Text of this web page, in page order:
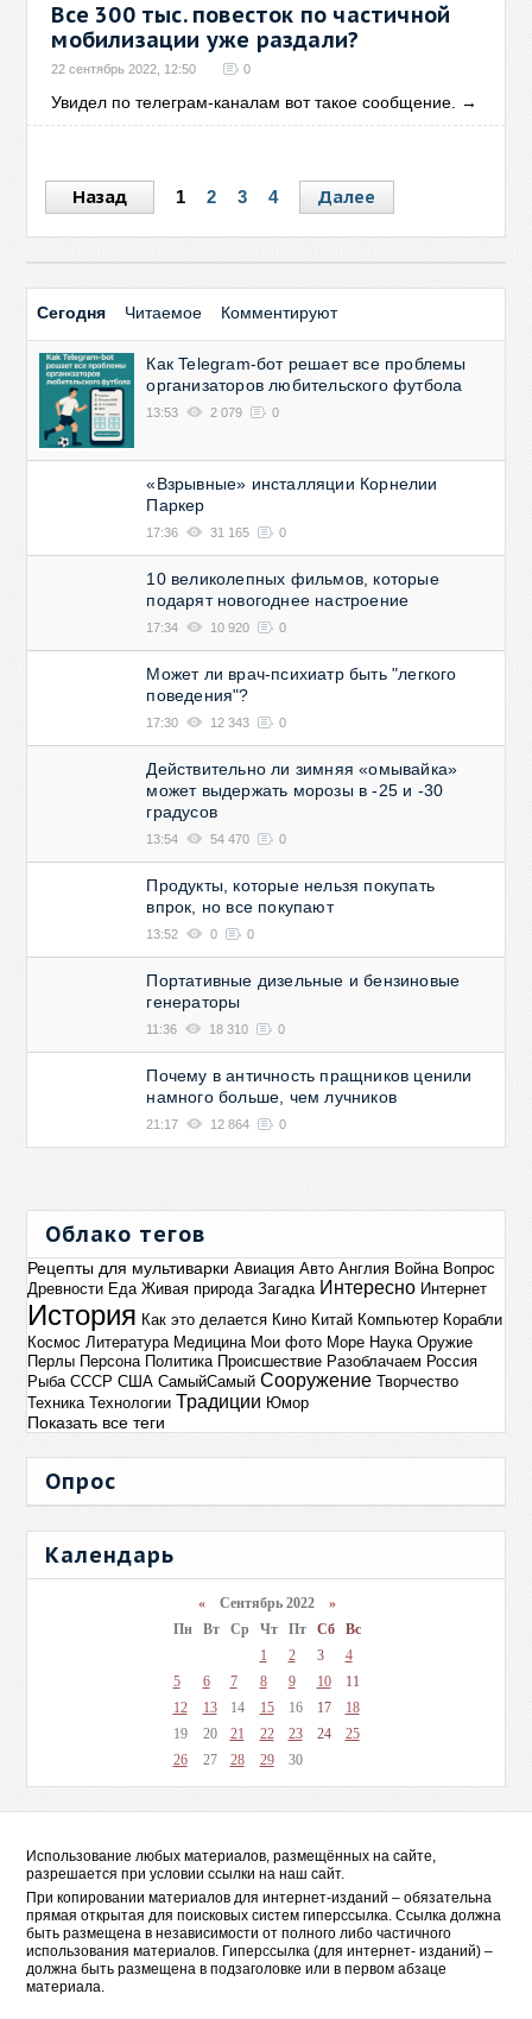
Все 300 тыс. повесток по частичной
мобилизации уже раздали?
22 сентябрь 2022, 12:50 0
Увидел по телеграм-каналам вот такое сообщение. →
Назад 1 2 3 4 Далее
Сегодня Читаемое Комментируют
Как Telegram-бот решает все проблемы
организаторов любительского футбола
13:53 2 079 0
«Взрывные» инсталляции Корнелии
Паркер
17:36 31 165 0
10 великолепных фильмов, которые
подарят новогоднее настроение
17:34 10 920 0
Может ли врач-психиатр быть "легкого
поведения"?
17:30 12 343 0
Действительно ли зимняя «омывайка»
может выдержать морозы в -25 и -30
градусов
13:54 54 470 0
Продукты, которые нельзя покупать
впрок, но все покупают
13:52 0 0
Портативные дизельные и бензиновые
генераторы
11:36 18 310 0
Почему в античность пращников ценили
намного больше, чем лучников
21:17 12 864 0
Облако тегов
Рецепты для мультиварки Авиация Авто Англия Война Вопрос
Древности Еда Живая природа Загадка Интересно Интернет
История Как это делается Кино Китай Компьютер Корабли
Космос Литература Медицина Мои фото Море Наука Оружие
Перлы Персона Политика Происшествие Разоблачаем Россия
Рыба СССР США СамыйСамый Сооружение Творчество
Техника Технологии Традиции Юмор
Показать все теги
Опрос
Календарь
«Сентябрь 2022 »
Пн
Вт Ср Чт Пт Сб
Вс
1
2 3
4
5
6 7 8 9 10
11
12
13 14 15 16 17
18
19
20 21 22 23 24
25
26
27 28 29 30
Использование любых материалов, размещённых на сайте,
разрешается при условии ссылки на наш сайт.
При копировании материалов для интернет-изданий – обязательна
прямая открытая для поисковых систем гиперссылка. Ссылка должна
быть размещена в независимости от полного либо частичного
использования материалов. Гиперссылка (для интернет- изданий) –
должна быть размещена в подзаголовке или в первом абзаце
материала.